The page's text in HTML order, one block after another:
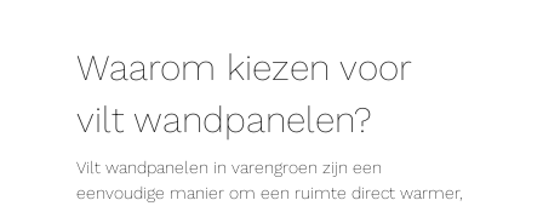
Waarom kiezen voor
vilt wandpanelen?
Vilt wandpanelen in varengroen zijn een
eenvoudige manier om een ruimte direct warmer,